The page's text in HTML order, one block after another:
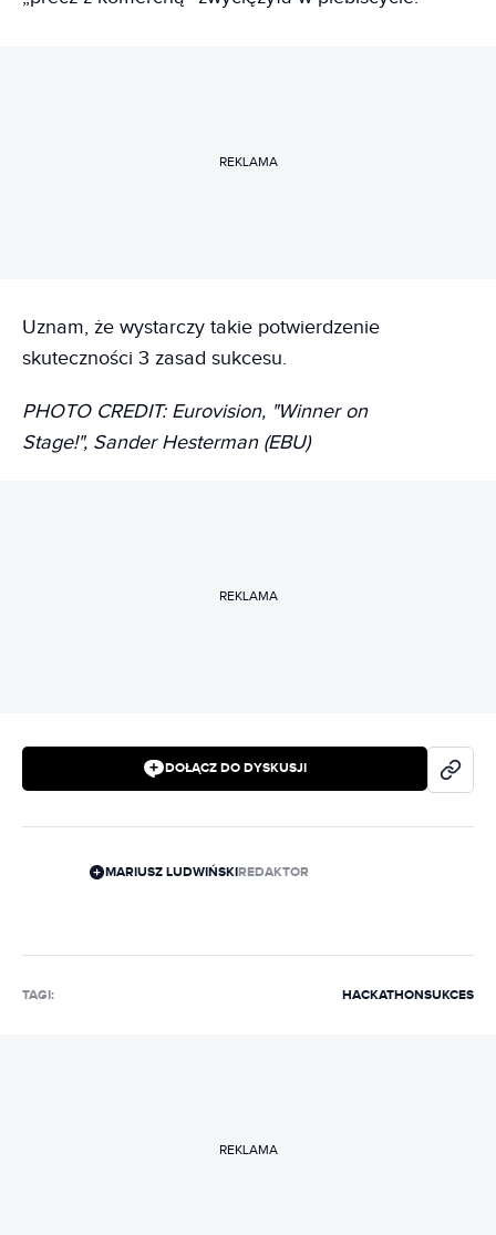
REKLAMA
Uznam, że wystarczy takie potwierdzenie
skuteczności 3 zasad sukcesu.
PHOTO CREDIT: Eurovision, "Winner on
Stage!", Sander Hesterman (EBU)
REKLAMA
DOŁĄCZ DO DYSKUSJI
MARIUSZ LUDWIŃSKIREDAKTOR
TAGI: HACKATHONSUKCES
REKLAMA